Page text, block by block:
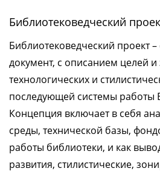
Библиотековедческий
Библиотековедческий проект
документ, с описанием целей и
технологических и
последующей системы работы
Концепция включает в себя
среды, технической базы,
работы библиотеки, и как
развития, стилистические,